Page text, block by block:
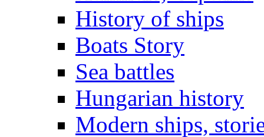
History of ships
Boats Story
Sea battles
Hungarian history
Modern ships,